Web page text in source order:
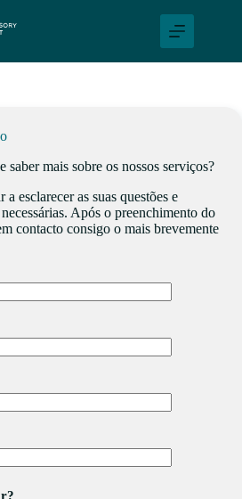
saber mais sobre os nossos serviços?
esclarecer as suas questões e
Após o preenchimento do
contacto consigo o mais brevemente